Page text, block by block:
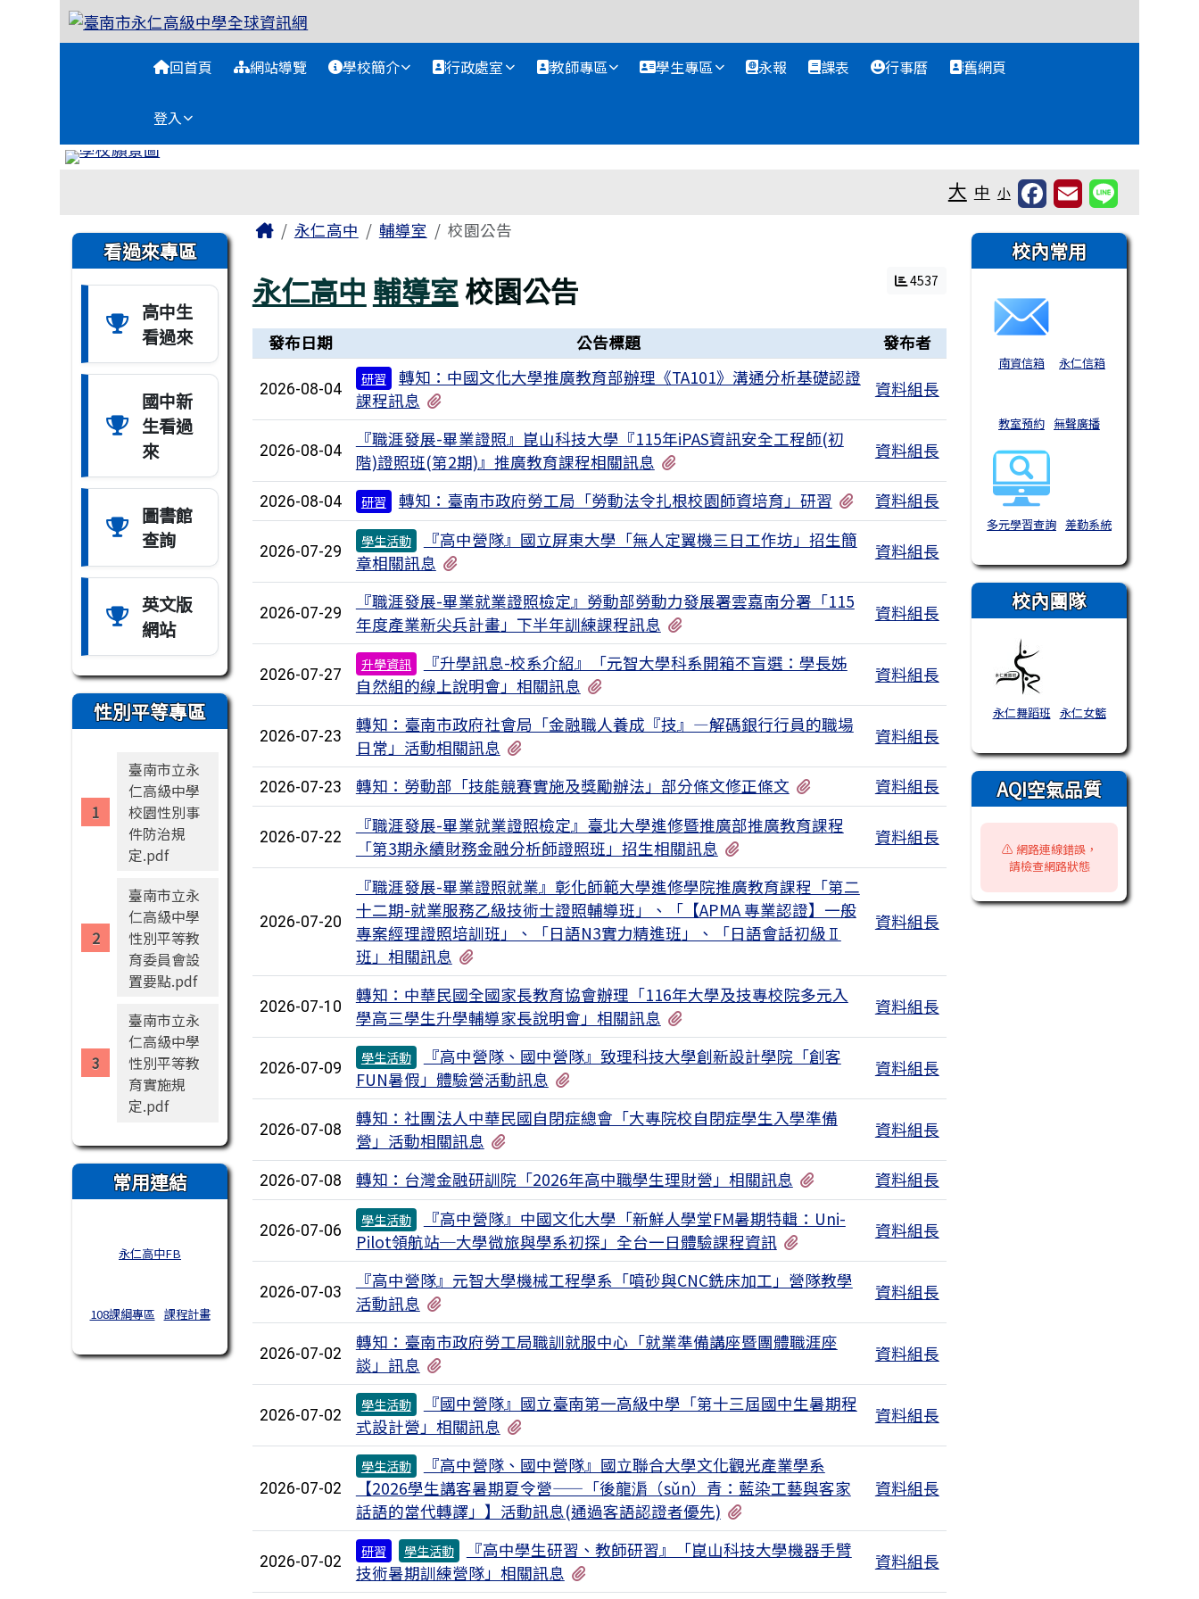
跳至主內容區
臺南市永仁高級中學全球資訊網
回首頁 網站導覽 學校簡介 行政處室 教師專區 學生專區 永報 課表 行事曆 舊網頁
登入
大 中 小
左邊區域內容
看過來專區
高中生
看過來
國中新
生看過
來
圖書館
查詢
英文版
網站
性別平等專區
臺南市立永
仁高級中學
校園性別事
件防治規
定.pdf
臺南市立永
仁高級中學
性別平等教
育委員會設
置要點.pdf
臺南市立永
仁高級中學
性別平等教
育實施規
定.pdf
常用連結
永仁高中FB
108課綱專區 課程計畫
主內容區域
Home永仁高中 輔導室 校園公告
永仁高中 輔導室校園公告 4537
新聞列表
發布日期 公告標題 發布者
2026-08-04
研習
轉知：中國文化大學推廣教育部辦理《TA101》溝通分析基礎認證
課程訊息
資料組長
2026-08-04
『職涯發展-畢業證照』崑山科技大學『115年iPAS資訊安全工程師(初
階)證照班(第2期)』推廣教育課程相關訊息
資料組長
2026-08-04 研習 轉知：臺南市政府勞工局「勞動法令扎根校園師資培育」研習 有1個附檔
資料組長
2026-07-29
學生活動
『高中營隊』國立屏東大學「無人定翼機三日工作坊」招生簡
章相關訊息
資料組長
2026-07-29
『職涯發展-畢業就業證照檢定』勞動部勞動力發展署雲嘉南分署「115
年度產業新尖兵計畫」下半年訓練課程訊息
資料組長
2026-07-27
升學資訊
『升學訊息-校系介紹』「元智大學科系開箱不盲選：學長姊
自然組的線上說明會」相關訊息
資料組長
2026-07-23
轉知：臺南市政府社會局「金融職人養成『技』—解碼銀行行員的職場
日常」活動相關訊息
資料組長
2026-07-23 轉知：勞動部「技能競賽實施及獎勵辦法」部分條文修正條文 有1個附檔資料組長
2026-07-22
『職涯發展-畢業就業證照檢定』臺北大學進修暨推廣部推廣教育課程
「第3期永續財務金融分析師證照班」招生相關訊息
資料組長
2026-07-20
『職涯發展-畢業證照就業』彰化師範大學進修學院推廣教育課程「第二
十二期-就業服務乙級技術士證照輔導班」、「【APMA 專業認證】一般
專案經理證照培訓班」、「日語N3實力精進班」、「日語會話初級Ⅱ
班」相關訊息
資料組長
2026-07-10
轉知：中華民國全國家長教育協會辦理「116年大學及技專校院多元入
學高三學生升學輔導家長說明會」相關訊息
資料組長
2026-07-09
學生活動
『高中營隊、國中營隊』致理科技大學創新設計學院「創客
FUN暑假」體驗營活動訊息
資料組長
2026-07-08
轉知：社團法人中華民國自閉症總會「大專院校自閉症學生入學準備
營」活動相關訊息
資料組長
2026-07-08 轉知：台灣金融研訓院「2026年高中職學生理財營」相關訊息 有1個附檔資料組長
2026-07-06
學生活動
『高中營隊』中國文化大學「新鮮人學堂FM暑期特輯：Uni-
Pilot領航站─大學微旅與學系初探」全台一日體驗課程資訊
資料組長
2026-07-03
『高中營隊』元智大學機械工程學系「噴砂與CNC銑床加工」營隊教學
活動訊息
資料組長
2026-07-02
轉知：臺南市政府勞工局職訓就服中心「就業準備講座暨團體職涯座
談」訊息
資料組長
2026-07-02
學生活動
『國中營隊』國立臺南第一高級中學「第十三屆國中生暑期程
式設計營」相關訊息
資料組長
2026-07-02
學生活動
『高中營隊、國中營隊』國立聯合大學文化觀光產業學系
【2026學生講客暑期夏令營——「後龍漘（sǔn）青：藍染工藝與客家
話語的當代轉譯」】活動訊息(通過客語認證者優先)
資料組長
2026-07-02
研習 學生活動
『高中學生研習、教師研習』「崑山科技大學機器手臂
技術暑期訓練營隊」相關訊息
資料組長
右邊區域內容
校內常用
南資信箱 永仁信箱
教室預約 無聲廣播
多元學習查詢 差勤系統
校內團隊
永仁舞蹈班 永仁女籃
AQI空氣品質
⚠️ 網路連線錯誤，
請檢查網路狀態
頁尾區域